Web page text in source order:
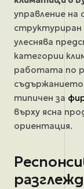
управление
улеснява
категории
работата по
типичен за
върху ясна
ориентация.